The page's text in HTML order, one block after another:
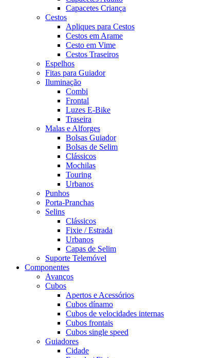
Capacetes Criança
Cestos
Apliques para Cestos
Cestos em Arame
Cesto em Vime
Cestos Traseiros
Espelhos
Fitas para Guiador
Iluminação
Combi
Frontal
Luzes E-Bike
Traseira
Malas e Alforges
Bolsas Guiador
Bolsas de Selim
Clássicos
Mochilas
Touring
Urbanos
Punhos
Porta-Pranchas
Selins
Clássicos
Fixie / Estrada
Urbanos
Capas de Selim
Suporte Telemóvel
Componentes
Avanços
Cubos
Apertos e Acessórios
Cubos dínamo
Cubos de velocidades internas
Cubos frontais
Cubos single speed
Guiadores
Cidade